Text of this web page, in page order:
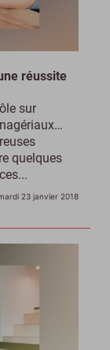
réussite
sur
quelques
23 janvier 2018